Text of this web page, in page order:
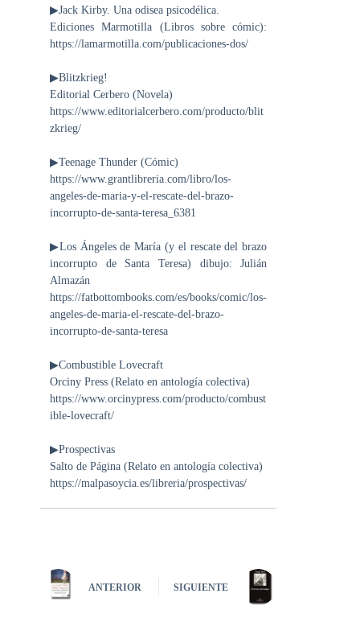
▶Jack Kirby. Una odisea psicodélica.
Ediciones Marmotilla (Libros sobre cómic):
https://lamarmotilla.com/publicaciones-dos/
▶Blitzkrieg!
Editorial Cerbero (Novela)
https://www.editorialcerbero.com/producto/blit
zkrieg/
▶Teenage Thunder (Cómic)
https://www.grantlibreria.com/libro/los-
angeles-de-maria-y-el-rescate-del-brazo-
incorrupto-de-santa-teresa_6381
▶Los Ángeles de María (y el rescate del brazo
incorrupto de Santa Teresa) dibujo: Julián
Almazán
https://fatbottombooks.com/es/books/comic/los-
angeles-de-maria-el-rescate-del-brazo-
incorrupto-de-santa-teresa
▶Combustible Lovecraft
Orciny Press (Relato en antología colectiva)
https://www.orcinypress.com/producto/combust
ible-lovecraft/
▶Prospectivas
Salto de Página (Relato en antología colectiva)
https://malpasoycia.es/libreria/prospectivas/
ANTERIOR SIGUIENTE